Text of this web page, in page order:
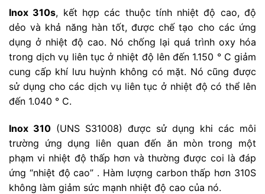
Inox 310s, kết hợp các thuộc tính nhiệt độ cao, độ
dẻo và khả năng hàn tốt, được chế tạo cho các ứng
dụng ở nhiệt độ cao. Nó chống lại quá trình oxy hóa
trong dịch vụ liên tục ở nhiệt độ lên đến 1.150 ° C giảm
cung cấp khí lưu huỳnh không có mặt. Nó cũng được
sử dụng cho các dịch vụ liên tục ở nhiệt độ có thể lên
đến 1.040 ° C.
Inox 310 (UNS S31008) được sử dụng khi các môi
trường ứng dụng liên quan đến ăn mòn trong một
phạm vi nhiệt độ thấp hơn và thường được coi là đáp
ứng “nhiệt độ cao” . Hàm lượng carbon thấp hơn 310S
không làm giảm sức mạnh nhiệt độ cao của nó.